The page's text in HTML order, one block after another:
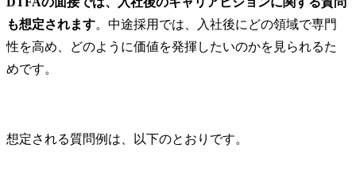
も想定されます。中途採用では、入社後にどの領域で専門
性を高め、どのように価値を発揮したいのかを見られるた
めです。
想定される質問例は、以下のとおりです。